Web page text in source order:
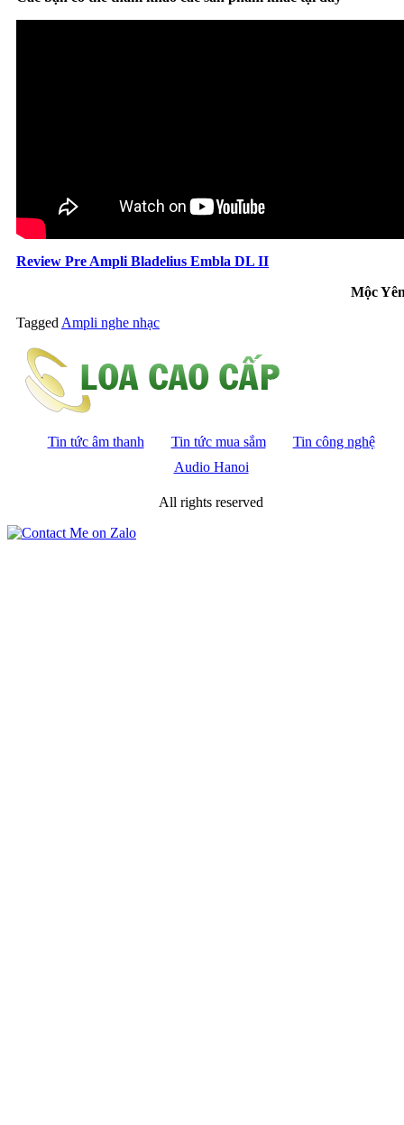
Review Pre Ampli Bladelius Embla DL II
Mộc
Tagged Ampli nghe nhạc
Tin tức âm thanh Tin tức mua sắm
Tin công nghệ
Audio Hanoi
All rights reserved